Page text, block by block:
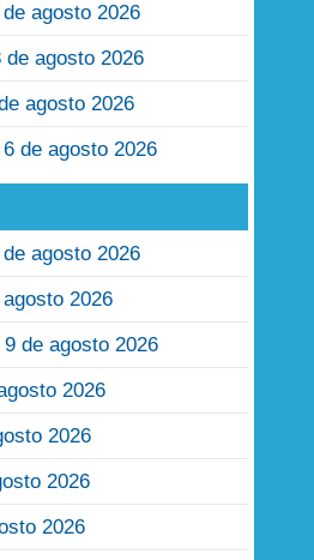
agosto 2026
agosto 2026
agosto 2026
de agosto 2026
agosto 2026
2026
de agosto 2026
2026
2026
2026
2026